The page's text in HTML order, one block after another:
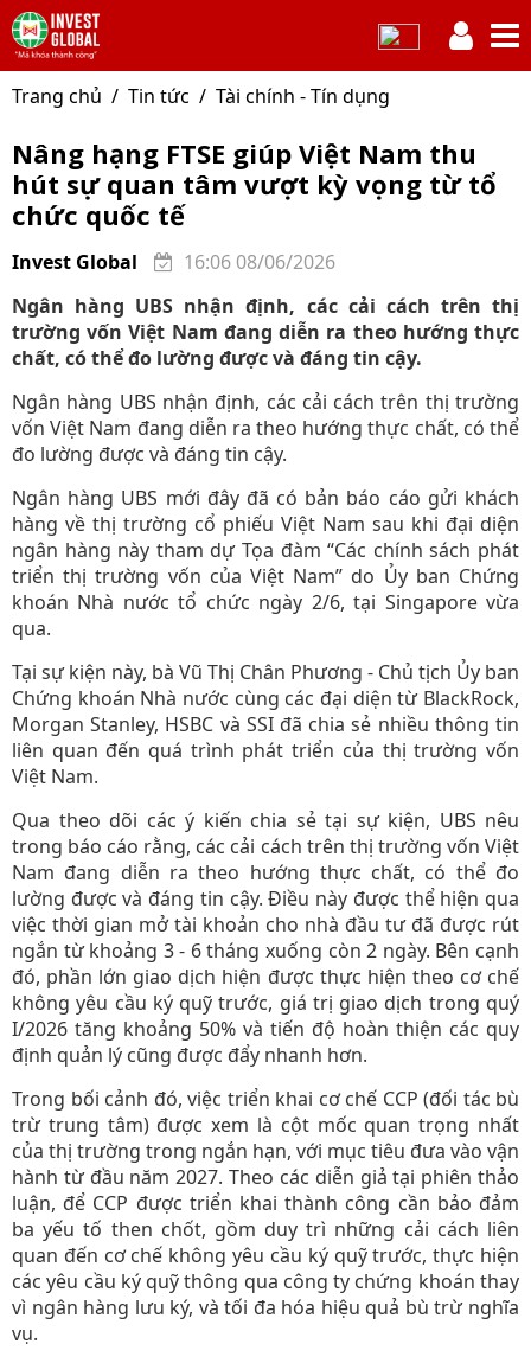
Trang chủ Tin tức Tài chính - Tín dụng
Nâng hạng FTSE giúp Việt Nam thu
hút sự quan tâm vượt kỳ vọng từ tổ
chức quốc tế
Invest Global
16:06 08/06/2026
Ngân hàng UBS nhận định, các cải cách trên thị
trường vốn Việt Nam đang diễn ra theo hướng thực
chất, có thể đo lường được và đáng tin cậy.
Ngân hàng UBS nhận định, các cải cách trên thị trường
vốn Việt Nam đang diễn ra theo hướng thực chất, có thể
đo lường được và đáng tin cậy.
Ngân hàng UBS mới đây đã có bản báo cáo gửi khách
hàng về thị trường cổ phiếu Việt Nam sau khi đại diện
ngân hàng này tham dự Tọa đàm “Các chính sách phát
triển thị trường vốn của Việt Nam” do Ủy ban Chứng
khoán Nhà nước tổ chức ngày 2/6, tại Singapore vừa
qua.
Tại sự kiện này, bà Vũ Thị Chân Phương - Chủ tịch Ủy ban
Chứng khoán Nhà nước cùng các đại diện từ BlackRock,
Morgan Stanley, HSBC và SSI đã chia sẻ nhiều thông tin
liên quan đến quá trình phát triển của thị trường vốn
Việt Nam.
Qua theo dõi các ý kiến chia sẻ tại sự kiện, UBS nêu
trong báo cáo rằng, các cải cách trên thị trường vốn Việt
Nam đang diễn ra theo hướng thực chất, có thể đo
lường được và đáng tin cậy. Điều này được thể hiện qua
việc thời gian mở tài khoản cho nhà đầu tư đã được rút
ngắn từ khoảng 3 - 6 tháng xuống còn 2 ngày. Bên cạnh
đó, phần lớn giao dịch hiện được thực hiện theo cơ chế
không yêu cầu ký quỹ trước, giá trị giao dịch trong quý
I/2026 tăng khoảng 50% và tiến độ hoàn thiện các quy
định quản lý cũng được đẩy nhanh hơn.
Trong bối cảnh đó, việc triển khai cơ chế CCP (đối tác bù
trừ trung tâm) được xem là cột mốc quan trọng nhất
của thị trường trong ngắn hạn, với mục tiêu đưa vào vận
hành từ đầu năm 2027. Theo các diễn giả tại phiên thảo
luận, để CCP được triển khai thành công cần bảo đảm
ba yếu tố then chốt, gồm duy trì những cải cách liên
quan đến cơ chế không yêu cầu ký quỹ trước, thực hiện
các yêu cầu ký quỹ thông qua công ty chứng khoán thay
vì ngân hàng lưu ký, và tối đa hóa hiệu quả bù trừ nghĩa
vụ.